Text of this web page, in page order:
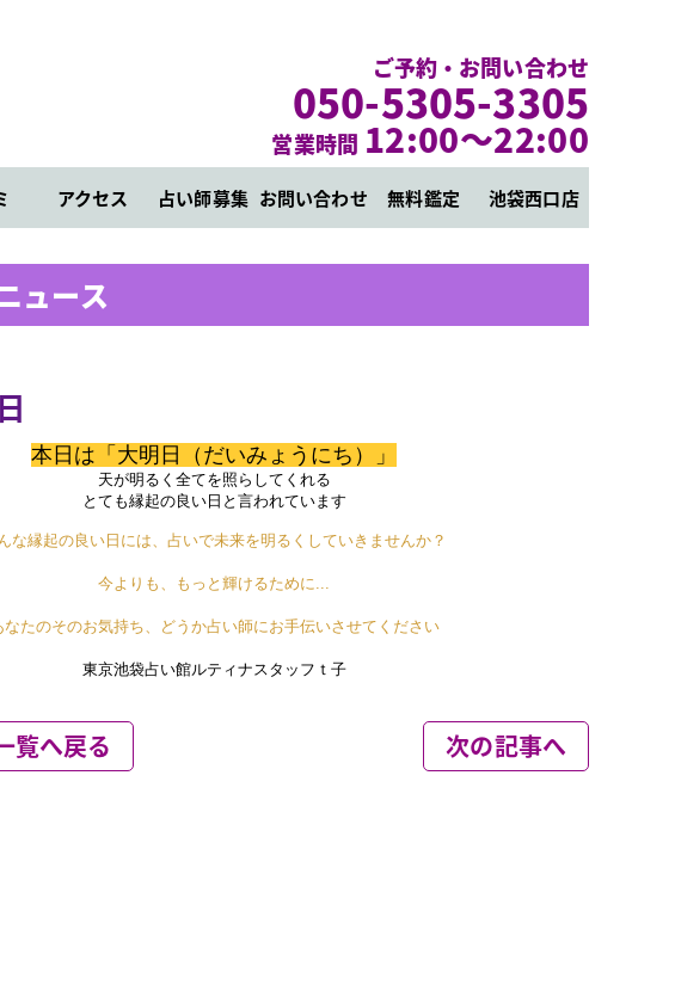
ご予約・お問い合わせ
050-5305-3305
営業時間 12:00～22:00
アクセス 占い師募集 お問い合わせ 無料鑑定 池袋西口店
ュース
覧へ戻る 次の記事へ